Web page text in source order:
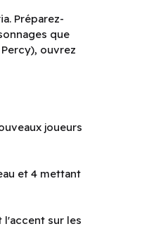
Préparez-
que
ouvrez
joueurs
et 4 mettant
l'accent sur les